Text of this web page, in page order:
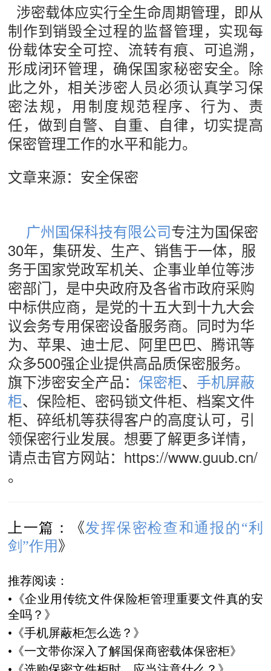
涉密载体应实行全生命周期管理，即从
制作到销毁全过程的监督管理，实现每
份载体安全可控、流转有痕、可追溯，
形成闭环管理，确保国家秘密安全。除
此之外，相关涉密人员必须认真学习保
密法规，用制度规范程序、行为、责
任，做到自警、自重、自律，切实提高
保密管理工作的水平和能力。
文章来源：安全保密
广州国保科技有限公司专注为国保密
30年，集研发、生产、销售于一体，服
务于国家党政军机关、企事业单位等涉
密部门，是中央政府及各省市政府采购
中标供应商，是党的十五大到十九大会
议会务专用保密设备服务商。同时为华
为、苹果、迪士尼、阿里巴巴、腾讯等
众多500强企业提供高品质保密服务。
旗下涉密安全产品： 保密柜、 手机屏蔽
柜、保险柜、密码锁文件柜、档案文件
柜、碎纸机等获得客户的高度认可，引
领保密行业发展。想要了解更多详情，
请点击官方网站：https://www.guub.cn/
。
上一篇： 《发挥保密检查和通报的“利
剑”作用》
推荐阅读：
•《企业用传统文件保险柜管理重要文件真的安
全吗？ 》
•《手机屏蔽柜怎么选？ 》
•《一文带你深入了解国保商密载体保密柜》